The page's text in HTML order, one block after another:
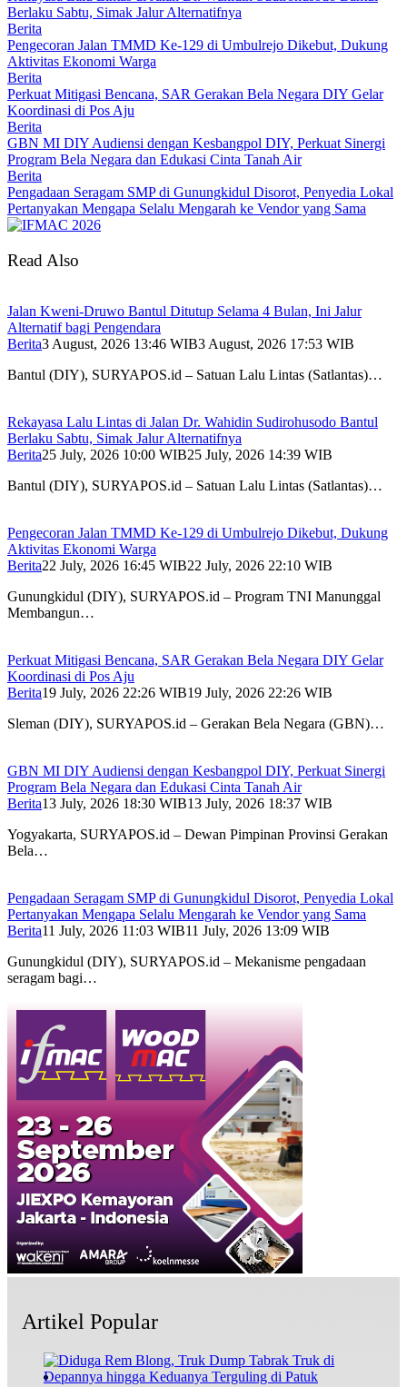
Berlaku Sabtu, Simak Jalur Alternatifnya
Berita
Pengecoran Jalan TMMD Ke-129 di Umbulrejo Dikebut, Dukung
Aktivitas Ekonomi Warga
Berita
Perkuat Mitigasi Bencana, SAR Gerakan Bela Negara DIY Gelar
Koordinasi di Pos Aju
Berita
GBN MI DIY Audiensi dengan Kesbangpol DIY, Perkuat Sinergi
Program Bela Negara dan Edukasi Cinta Tanah Air
Berita
Pengadaan Seragam SMP di Gunungkidul Disorot, Penyedia Lokal
Pertanyakan Mengapa Selalu Mengarah ke Vendor yang Sama
Read Also
Jalan Kweni-Druwo Bantul Ditutup Selama 4 Bulan, Ini Jalur
Alternatif bagi Pengendara
Berita3 August, 2026 13:46 WIB3 August, 2026 17:53 WIB
Bantul (DIY), SURYAPOS.id – Satuan Lalu Lintas (Satlantas)…
Rekayasa Lalu Lintas di Jalan Dr. Wahidin Sudirohusodo Bantul
Berlaku Sabtu, Simak Jalur Alternatifnya
Berita25 July, 2026 10:00 WIB25 July, 2026 14:39 WIB
Bantul (DIY), SURYAPOS.id – Satuan Lalu Lintas (Satlantas)…
Pengecoran Jalan TMMD Ke-129 di Umbulrejo Dikebut, Dukung
Aktivitas Ekonomi Warga
Berita22 July, 2026 16:45 WIB22 July, 2026 22:10 WIB
Gunungkidul (DIY), SURYAPOS.id – Program TNI Manunggal
Membangun…
Perkuat Mitigasi Bencana, SAR Gerakan Bela Negara DIY Gelar
Koordinasi di Pos Aju
Berita19 July, 2026 22:26 WIB19 July, 2026 22:26 WIB
Sleman (DIY), SURYAPOS.id – Gerakan Bela Negara (GBN)…
GBN MI DIY Audiensi dengan Kesbangpol DIY, Perkuat Sinergi
Program Bela Negara dan Edukasi Cinta Tanah Air
Berita13 July, 2026 18:30 WIB13 July, 2026 18:37 WIB
Yogyakarta, SURYAPOS.id – Dewan Pimpinan Provinsi Gerakan
Bela…
Pengadaan Seragam SMP di Gunungkidul Disorot, Penyedia Lokal
Pertanyakan Mengapa Selalu Mengarah ke Vendor yang Sama
Berita11 July, 2026 11:03 WIB11 July, 2026 13:09 WIB
Gunungkidul (DIY), SURYAPOS.id – Mekanisme pengadaan
seragam bagi…
Artikel Popular